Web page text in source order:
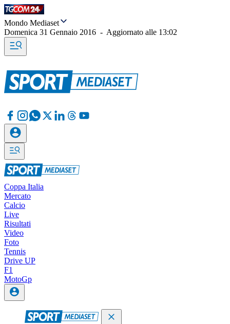
Mondo Mediaset
Domenica 31 Gennaio 2016 - Aggiornato alle 13:02
Coppa Italia
Mercato
Calcio
Live
Risultati
Video
Foto
Tennis
Drive UP
F1
MotoGp